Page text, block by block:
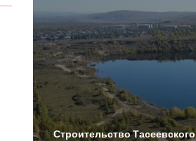
СтроительствоТасеевского